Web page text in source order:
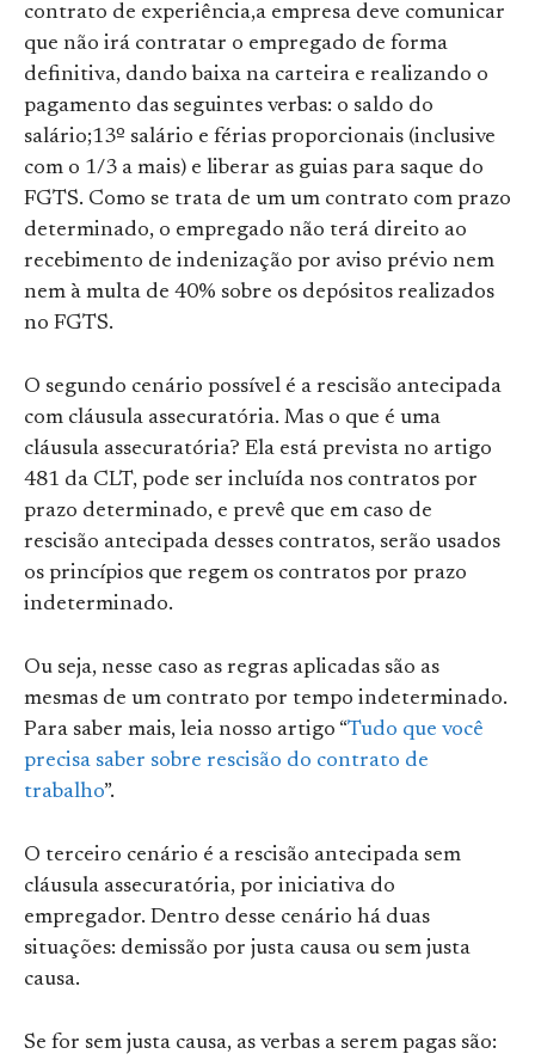
contrato de experiência,a empresa deve comunicar
que não irá contratar o empregado de forma
definitiva, dando baixa na carteira e realizando o
pagamento das seguintes verbas: o saldo do
salário;13º salário e férias proporcionais (inclusive
com o 1/3 a mais) e liberar as guias para saque do
FGTS. Como se trata de um um contrato com prazo
determinado, o empregado não terá direito ao
recebimento de indenização por aviso prévio nem
nem à multa de 40% sobre os depósitos realizados
no FGTS.
O segundo cenário possível é a rescisão antecipada
com cláusula assecuratória. Mas o que é uma
cláusula assecuratória? Ela está prevista no artigo
481 da CLT, pode ser incluída nos contratos por
prazo determinado, e prevê que em caso de
rescisão antecipada desses contratos, serão usados
os princípios que regem os contratos por prazo
indeterminado.
Ou seja, nesse caso as regras aplicadas são as
mesmas de um contrato por tempo indeterminado.
Para saber mais, leia nosso artigo “Tudo que você
precisa saber sobre rescisão do contrato de
trabalho”.
O terceiro cenário é a rescisão antecipada sem
cláusula assecuratória, por iniciativa do
empregador. Dentro desse cenário há duas
situações: demissão por justa causa ou sem justa
causa.
Se for sem justa causa, as verbas a serem pagas são: